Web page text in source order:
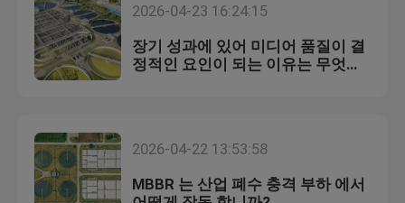
2026-04-23 16:24:15
장기 성과에 있어 미디어 품질이 결
정적인 요인이 되는 이유는 무엇인
2026-04-22 13:53:58
MBBR 는 산업 폐수 충격 부하 에서